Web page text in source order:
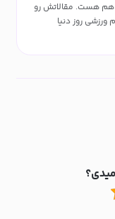
هم هست. مقالاتش رو
روز دنیا